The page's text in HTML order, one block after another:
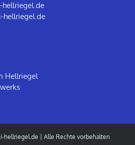
hellriegel.de
hellriegel.de
Hellriegel
hellriegel.de | Alle Rechte vorbehalten